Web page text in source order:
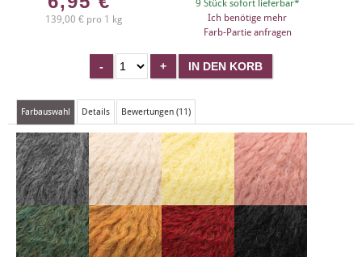
139,00 € pro 1 kg
9 Stück sofort lieferbar*
Ich benötige mehr
Farb-Partie anfragen
Farbauswahl Details Bewertungen (11)